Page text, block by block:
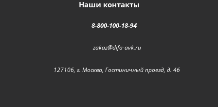
Наши контакты
8-800-100-18-94
zakaz@difa-avk.ru
127106, г. Москва, Гостиничный проезд, д. 4б